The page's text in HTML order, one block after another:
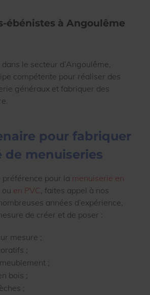
ébénistes à Angoulême
le secteur d’Angoulême,
compétente pour réaliser des
généraux et fabriquer des
pour fabriquer
de menuiseries
préférence pour la menuiserie en
ou en PVC, faites appel à nos
années d’expérience,
de créer et de poser :
mesure ;
;
;
bois ;
;